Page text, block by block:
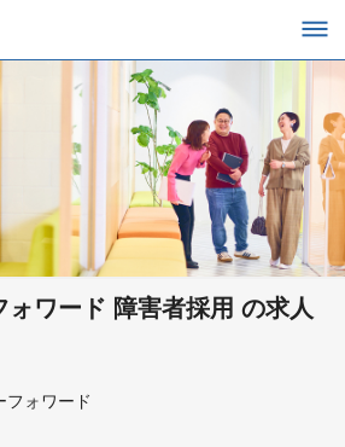
ォワード 障害者採用 の求人
フォワード